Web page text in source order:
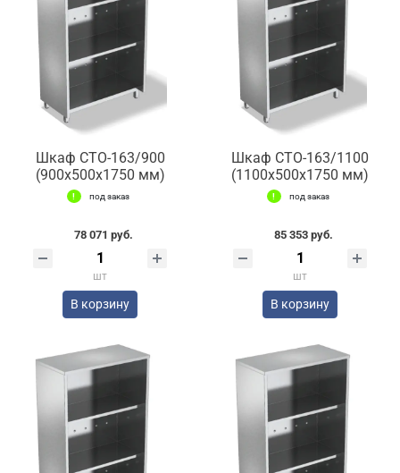
Шкаф СТО-163/900
(900x500x1750 мм)
под заказ
78 071 руб.
шт
В корзину
Шкаф СТО-163/1100
(1100x500x1750 мм)
под заказ
85 353 руб.
шт
В корзину